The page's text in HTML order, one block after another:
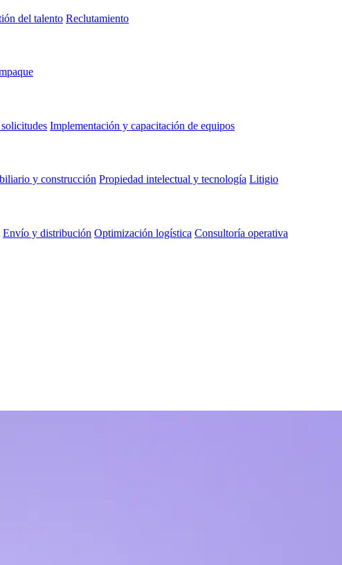
del talento Reclutamiento
Implementación y capacitación de equipos
y construcción Propiedad intelectual y tecnología Litigio
Envío y distribución Optimización logística Consultoría operativa